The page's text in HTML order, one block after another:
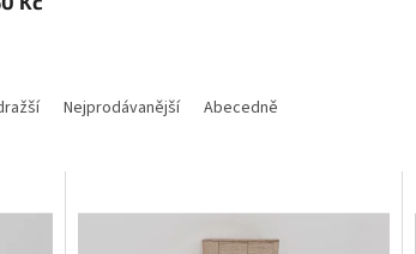
Nejprodávanější Abecedně